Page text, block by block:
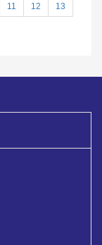
11 12 13